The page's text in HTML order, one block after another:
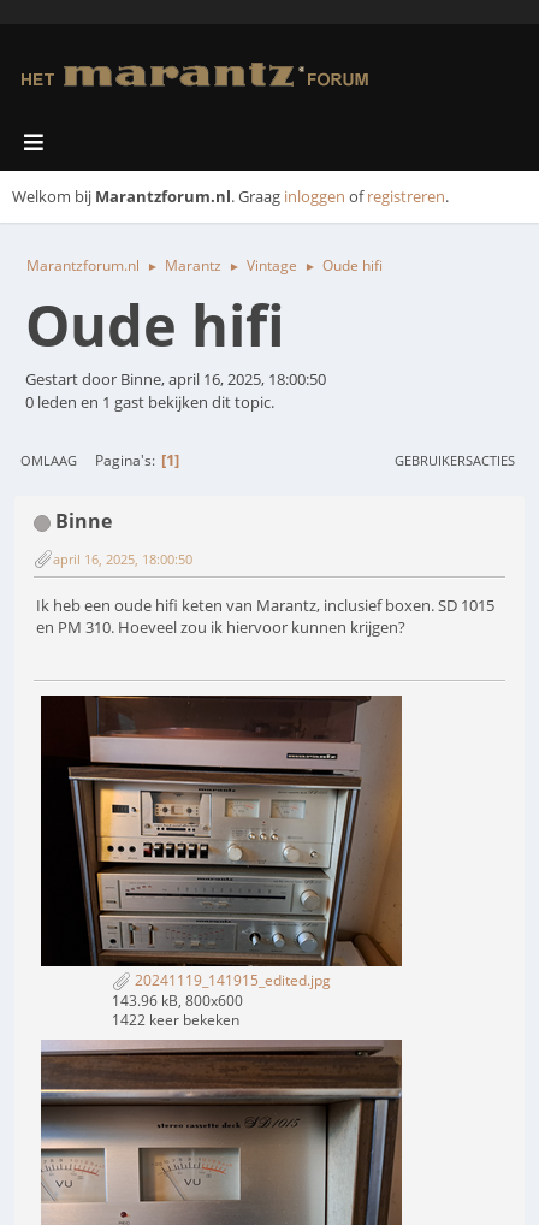
Welkom bij Marantzforum.nl. Graag inloggen ofregistreren.
Marantzforum.nl ► Marantz ► Vintage ► Oude hifi
Oude hifi
Gestart door Binne, april 16, 2025, 18:00:50
0 leden en 1 gast bekijken dit topic.
OMLAAG Pagina's 1 GEBRUIKERSACTIES
Binne
april 16, 2025, 18:00:50
Ik heb een oude hifi keten van Marantz, inclusief boxen. SD 1015
en PM 310. Hoeveel zou ik hiervoor kunnen krijgen?
20241119_141915_edited.jpg
143.96 kB, 800x600
1422 keer bekeken